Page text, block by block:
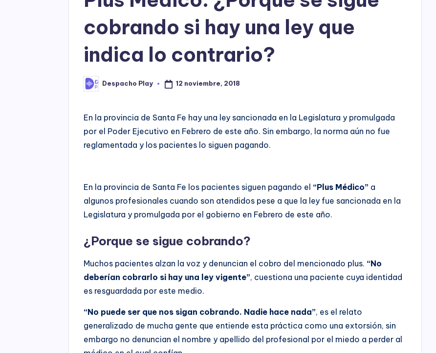
o
P
l
cobrando si hay una ley que
indica lo contrario?
Posted
by
Despacho Play 12 noviembre, 2018
En la provincia de Santa Fe hay una ley sancionada en la Legislatura y promulgada
por el Poder Ejecutivo en Febrero de este año. Sin embargo, la norma aún no fue
reglamentada y los pacientes lo siguen pagando.
En la provincia de Santa Fe los pacientes siguen pagando el “Plus Médico” a
algunos profesionales cuando son atendidos pese a que la ley fue sancionada en la
Legislatura y promulgada por el gobierno en Febrero de este año.
¿Porque se sigue cobrando?
Muchos pacientes alzan la voz y denuncian el cobro del mencionado plus. “No
deberían cobrarlo si hay una ley vigente”, cuestiona una paciente cuya identidad
es resguardada por este medio.
“No puede ser que nos sigan cobrando. Nadie hace nada”, es el relato
generalizado de mucha gente que entiende esta práctica como una extorsión, sin
embargo no denuncian el nombre y apellido del profesional por el miedo a perder al